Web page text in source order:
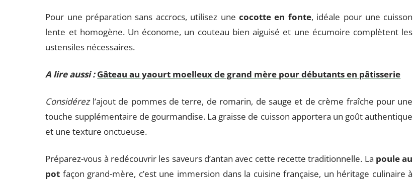
Pour une préparation sans accrocs, utilisez unecocotte en fonte, idéale pour une cuisson
lente et homogène. Un économe, un couteau bien aiguisé et une écumoire complètent les
ustensiles nécessaires.
A lire aussi : Gâteau au yaourt moelleux de grand mère pour débutants en pâtisserie
Considérezl’ajout de pommes de terre, de romarin, de sauge et de crème fraîche pour une
touche supplémentaire de gourmandise. La graisse de cuisson apportera un goût authentique
et une texture onctueuse.
Préparez-vous à redécouvrir les saveurs d’antan avec cette recette traditionnelle. La poule au
pot façon grand-mère, c’est une immersion dans la cuisine française, un héritage culinaire à